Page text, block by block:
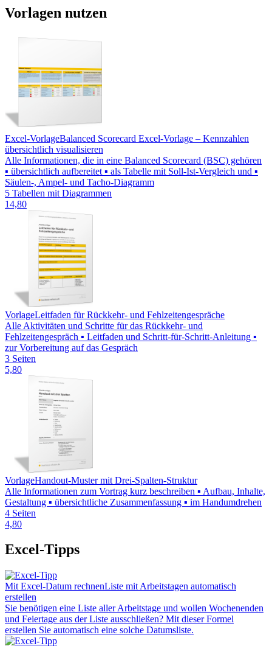
Vorlagen nutzen
Excel-VorlageBalanced Scorecard Excel-Vorlage – Kennzahlen
übersichtlich visualisieren
Alle Informationen, die in eine Balanced Scorecard (BSC) gehören
▪ übersichtlich aufbereitet ▪ als Tabelle mit Soll-Ist-Vergleich und ▪
Säulen-, Ampel- und Tacho-Diagramm
5 Tabellen mit Diagrammen
14,80
VorlageLeitfaden für Rückkehr- und Fehlzeitengespräche
Alle Aktivitäten und Schritte für das Rückkehr- und
Fehlzeitengespräch ▪ Leitfaden und Schritt-für-Schritt-Anleitung ▪
zur Vorbereitung auf das Gespräch
3 Seiten
5,80
VorlageHandout-Muster mit Drei-Spalten-Struktur
Alle Informationen zum Vortrag kurz beschreiben ▪ Aufbau, Inhalte,
Gestaltung ▪ übersichtliche Zusammenfassung ▪ im Handumdrehen
4 Seiten
4,80
Excel-Tipps
Mit Excel-Datum rechnenListe mit Arbeitstagen automatisch
erstellen
Sie benötigen eine Liste aller Arbeitstage und wollen Wochenenden
und Feiertage aus der Liste ausschließen? Mit dieser Formel
erstellen Sie automatisch eine solche Datumsliste.